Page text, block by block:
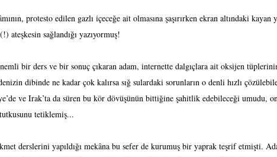
protesto edilen gazlı içeceğe ait olmasına şaşırırken ekran altındaki kayan
ateşkesin sağlandığı yazıyormuş!
bir ders ve bir sonuç çıkaran adam, internette dalgıçlara ait oksijen
dibinde ne kadar çok kalırsa sığ sulardaki sorunların o denli hızlı
ve Irak’ta da süren bu kör dövüşünün bittiğine şahitlik edebileceği umudu,
tetiklemiş...
derslerini yapıldığı mekâna bu sefer de kurumuş bir yaprak teşrif etmişti.